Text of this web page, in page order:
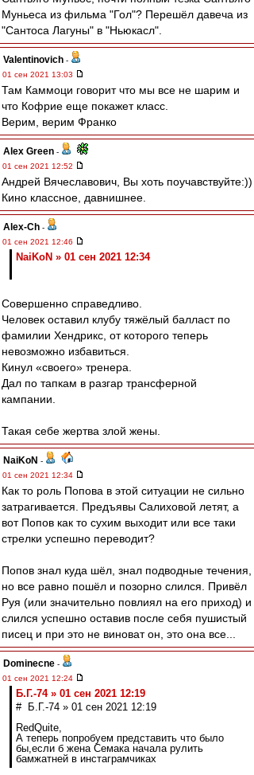
Муньеса из фильма "Гол"? Перешёл давеча из
"Сантоса Лагуны" в "Ньюкасл".
Valentinovich -
01 сен 2021 13:03
Там Каммоци говорит что мы все не шарим и
что Кофрие еще покажет класс.
Верим, верим Франко
Alex Green -
01 сен 2021 12:52
Андрей Вячеславович, Вы хоть поучавствуйте:))
Кино классное, давнишнее.
Alex-Ch -
01 сен 2021 12:46
NaiKoN » 01 сен 2021 12:34
Совершенно справедливо.
Человек оставил клубу тяжёлый балласт по
фамилии Хендрикс, от которого теперь
невозможно избавиться.
Кинул «своего» тренера.
Дал по тапкам в разгар трансферной
кампании.
Такая себе жертва злой жены.
NaiKoN -
01 сен 2021 12:34
Как то роль Попова в этой ситуации не сильно
затрагивается. Предъявы Салиховой летят, а
вот Попов как то сухим выходит или все таки
стрелки успешно переводит?
Попов знал куда шёл, знал подводные течения,
но все равно пошёл и позорно слился. Привёл
Руя (или значительно повлиял на его приход) и
слился успешно оставив после себя пушистый
писец и при это не виноват он, это она все...
Dominecne -
01 сен 2021 12:24
Б.Г.-74 » 01 сен 2021 12:19
# Б.Г.-74 » 01 сен 2021 12:19
RedQuite,
А теперь попробуем представить что было
бы,если б жена Семака начала рулить
бамжатней в инстаграмчиках